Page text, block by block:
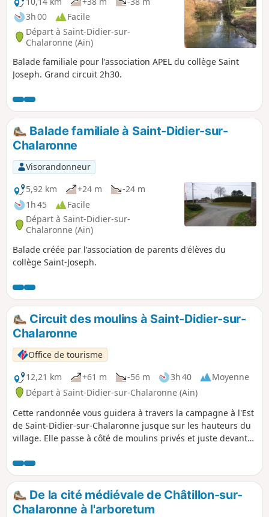
3h 00
Facile
Départ à Saint-Didier-sur-
Chalaronne (Ain)
Balade familiale pour l'association APEL du collège Saint
Joseph. Grand circuit 2h30.
Balade familiale à Saint-Didier-sur-
Chalaronne
Visorandonneur
5,92 km
+24 m
-24 m
1h 45
Facile
Départ à Saint-Didier-sur-
Chalaronne (Ain)
Balade créée par l'association de parents d'élèves du
collège Saint-Joseph.
Circuit des moulins à Saint-Didier-sur-
Chalaronne
Office de tourisme
12,21 km
+61 m -56 m 3h 40
Moyenne
Départ à Saint-Didier-sur-Chalaronne (Ain)
Cette randonnée vous guidera à travers la campagne à l'Est
de Saint-Didier-sur-Chalaronne jusque sur les hauteurs du
village. Elle passe à côté de moulins privés et juste devant
De la cité médiévale de Châtillon-sur-
Chalaronne à l'arboretum